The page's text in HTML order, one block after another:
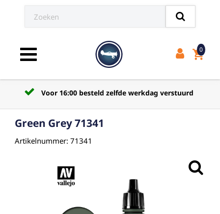
Toggle navigation shopping_cart
0
Voor 16:00 besteld zelfde werkdag verstuurd
Green Grey 71341
Artikelnummer: 71341